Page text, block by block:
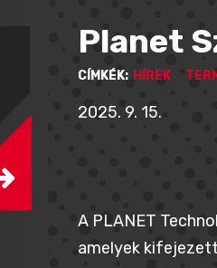
Planet
CÍMKÉK: HÍREK
2025. 9. 15.
A PLANET
amelyek